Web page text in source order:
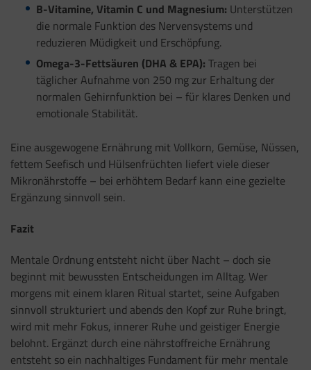
B-Vitamine, Vitamin C und Magnesium: Unterstützen
die normale Funktion des Nervensystems und
reduzieren Müdigkeit und Erschöpfung.
Omega-3-Fettsäuren (DHA & EPA): Tragen bei
täglicher Aufnahme von 250 mg zur Erhaltung der
normalen Gehirnfunktion bei – für klares Denken und
emotionale Stabilität.
Eine ausgewogene Ernährung mit Vollkorn, Gemüse, Nüssen,
fettem Seefisch und Hülsenfrüchten liefert viele dieser
Mikronährstoffe – bei erhöhtem Bedarf kann eine gezielte
Ergänzung sinnvoll sein.
Fazit
Mentale Ordnung entsteht nicht über Nacht – doch sie
beginnt mit bewussten Entscheidungen im Alltag. Wer
morgens mit einem klaren Ritual startet, seine Aufgaben
sinnvoll strukturiert und abends den Kopf zur Ruhe bringt,
wird mit mehr Fokus, innerer Ruhe und geistiger Energie
belohnt. Ergänzt durch eine nährstoffreiche Ernährung
entsteht so ein nachhaltiges Fundament für mehr mentale